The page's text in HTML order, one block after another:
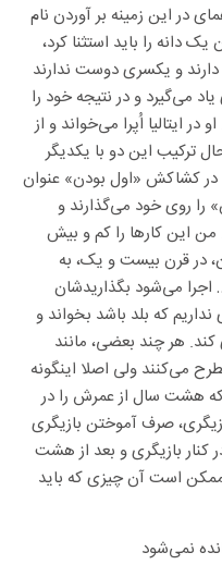
در این زمینه بر آوردن نام
دانه را باید استثنا کرد،
و یکسری دوست ندارند
می‌گیرد و در نتیجه خود را
ایتالیا اُپرا می‌خواند و از
ترکیب این دو با یکدیگر
کشاکش «اول بودن» عنوان
را روی خود می‌گذارند و
من این کارها را کم و بیش
در قرن بیست و یک، به
اجرا می‌شود بگذاریدشان
که بلد باشد بخواند و
کند. هر چند بعضی، مانند
می‌کنند ولی اصلا اینگونه
هشت سال از عمرش را در
صرف آموختن بازیگری
کنار بازیگری و بعد از هشت
است آن چیزی که باید
نمی‌شود